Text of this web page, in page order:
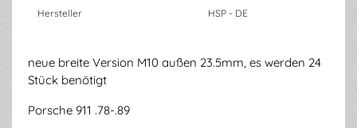
Hersteller HSP - DE
neue breite Version M10 außen 23.5mm, es werden 24
Stück benötigt
Porsche 911 .78-.89